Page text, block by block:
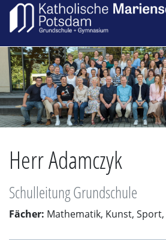
Herr Adamczyk
Schulleitung Grundschule
Fächer: Mathematik, Kunst,